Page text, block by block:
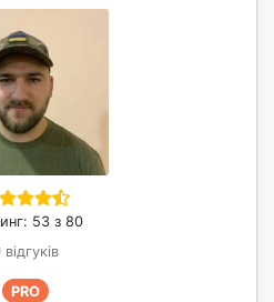
53 з 80
відгуків
PRO